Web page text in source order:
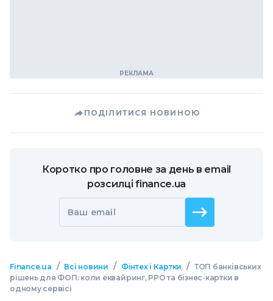
ПОДІЛИТИСЯ НОВИНОЮ
Коротко про головне за день в email
розсилці finance.ua
Ваш email
Finance.ua / Всі новини / Фінтех і Картки / ТОП банківських
рішень для ФОП: коли еквайринг, РРО та бізнес-картки в
одному сервісі